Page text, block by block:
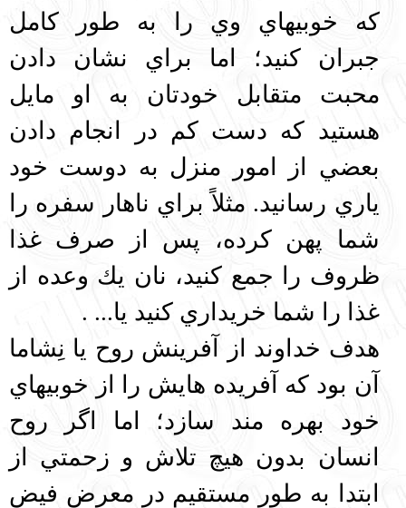
كه خوبيهاي وي را به طور كامل
جبران كنيد؛ اما براي نشان دادن
محبت متقابل خودتان به او مايل
هستيد كه دست كم در انجام دادن
بعضي از امور منزل به دوست خود
ياري رسانيد. مثلاً براي ناهار سفره را
شما پهن كرده، پس از صرف غذا
ظروف را جمع كنيد، نان يك وعده از
غذا را شما خريداري كنيد يا... .
هدف خداوند از آفرينش روح يا نِشاما
آن بود كه آفريده هايش را از خوبيهاي
خود بهره مند سازد؛ اما اگر روح
انسان بدون هيچ تلاش و زحمتي از
ابتدا به طور مستقيم در معرض فيض